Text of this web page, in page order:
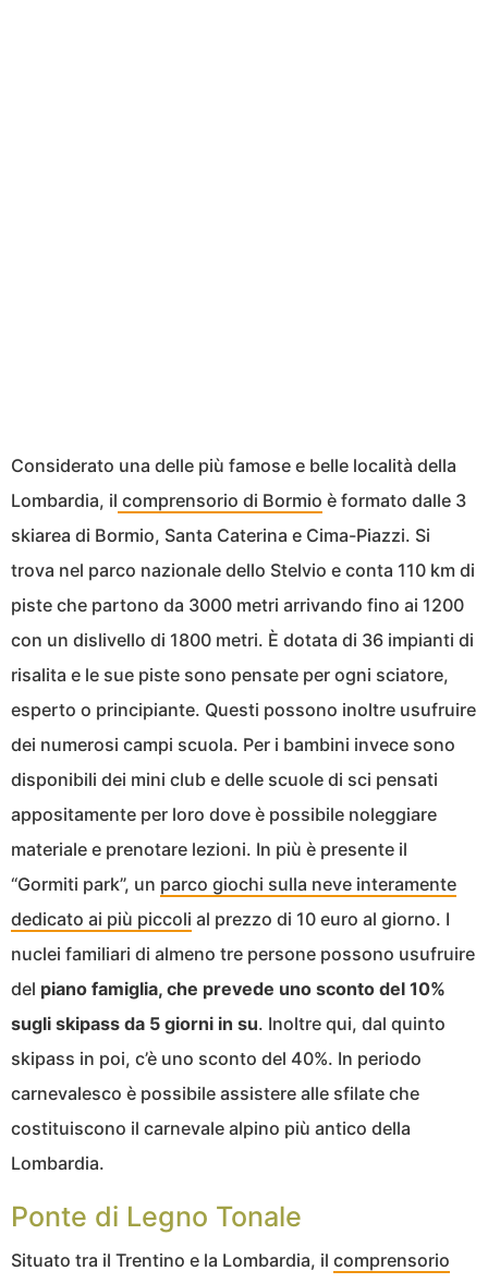
Considerato una delle più famose e belle località della
Lombardia, il comprensorio di Bormio è formato dalle 3
skiarea di Bormio, Santa Caterina e Cima-Piazzi. Si
trova nel parco nazionale dello Stelvio e conta 110 km di
piste che partono da 3000 metri arrivando fino ai 1200
con un dislivello di 1800 metri. È dotata di 36 impianti di
risalita e le sue piste sono pensate per ogni sciatore,
esperto o principiante. Questi possono inoltre usufruire
dei numerosi campi scuola. Per i bambini invece sono
disponibili dei mini club e delle scuole di sci pensati
appositamente per loro dove è possibile noleggiare
materiale e prenotare lezioni. In più è presente il
“Gormiti park”, un parco giochi sulla neve interamente
dedicato ai più piccoli al prezzo di 10 euro al giorno. I
nuclei familiari di almeno tre persone possono usufruire
del piano famiglia, che prevede uno sconto del 10%
sugli skipass da 5 giorni in su. Inoltre qui, dal quinto
skipass in poi, c’è uno sconto del 40%. In periodo
carnevalesco è possibile assistere alle sfilate che
costituiscono il carnevale alpino più antico della
Lombardia.
Ponte di Legno Tonale
Situato tra il Trentino e la Lombardia, il comprensorio